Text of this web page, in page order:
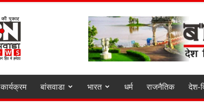
BANSWARA
NEWS
MIRZA
कार्यक्रम बांसवाडा भारत धर्म राजनैतिक देश-